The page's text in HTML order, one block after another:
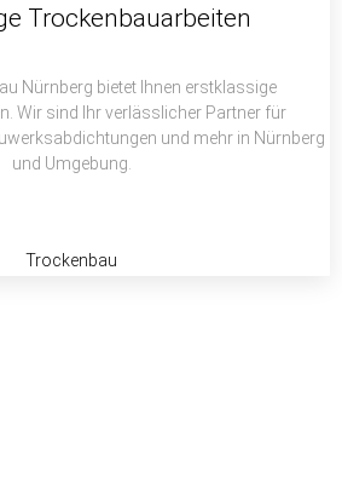
Trockenbauarbeiten
Nürnberg bietet Ihnen erstklassige
Wir sind Ihr verlässlicher Partner für
und mehr in Nürnberg
und Umgebung.
Trockenbau